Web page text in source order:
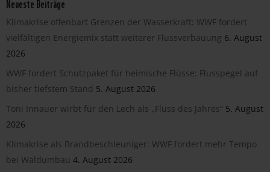
Klimakrise offenbart Grenzen der Wasserkraft: WWF fordert
vielfältigen Energiemix statt weiterer Flussverbauung 6. August
2026
WWF fordert Schutzpaket für heimische Flüsse: Flusspegel auf
bisher tiefstem Stand 5. August 2026
Toni Innauer wirbt für den Lech als „Fluss des Jahres“ 5. August
2026
Klimakrise als Brandbeschleuniger: WWF fordert mehr Tempo
bei Waldumbau 4. August 2026